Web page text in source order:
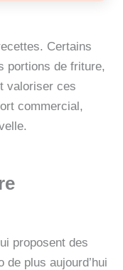
Certains
portions de friture,
valoriser ces
commercial,
proposent des
plus aujourd’hui